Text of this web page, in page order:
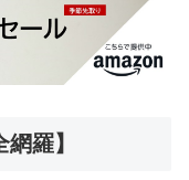
羅】